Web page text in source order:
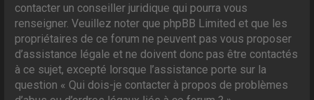
contacter un conseiller juridique qui pourra vous
renseigner. Veuillez noter que phpBB Limited et que les
propriétaires de ce forum ne peuvent pas vous proposer
d’assistance légale et ne doivent donc pas être contactés
à ce sujet, excepté lorsque l’assistance porte sur la
question « Qui dois-je contacter à propos de problèmes